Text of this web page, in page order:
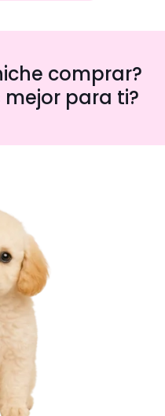
comprar?
mejor para ti?